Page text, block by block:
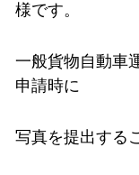
様です。
一般貨物自動車
申請時に
写真を提出する